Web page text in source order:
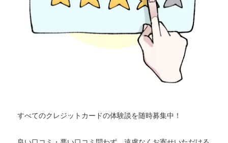
すべてのクレジットカードの体験談を随時募集中！